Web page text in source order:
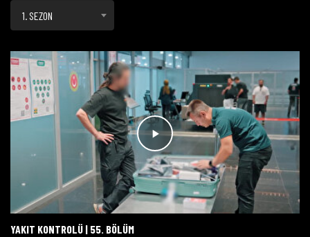
1. SEZON
YAKIT KONTROLÜ | 55. BÖLÜM